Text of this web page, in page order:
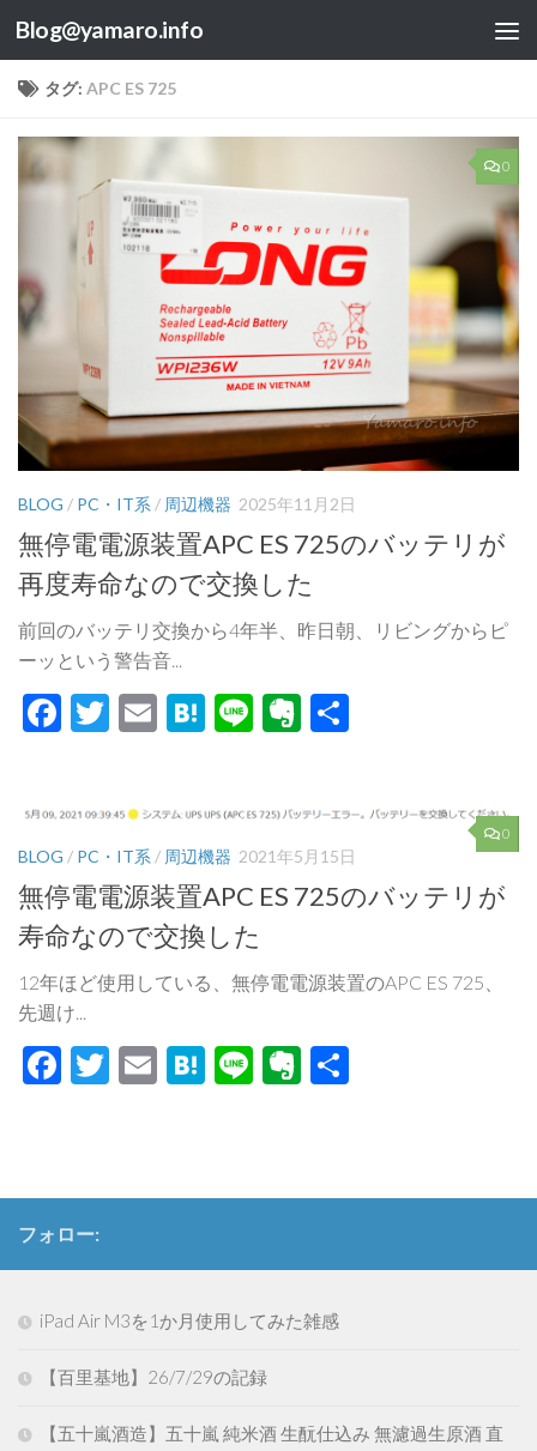
コンテンツへスキップ
Blog@yamaro.info
タグ: APC ES 725
0
BLOG / PC・IT系 / 周辺機器 2025年11月2日
無停電電源装置APC ES 725のバッテリが
再度寿命なので交換した
前回のバッテリ交換から4年半、昨日朝、リビングからピ
ーッという警告音...
Facebook
Twitter
EmailHatena
LineEvernote
0
BLOG / PC・IT系 / 周辺機器 2021年5月15日
無停電電源装置APC ES 725のバッテリが
寿命なので交換した
12年ほど使用している、無停電電源装置のAPC ES 725、
先週け...
Facebook
Twitter
EmailHatena
LineEvernote
フォロー:
iPad Air M3を1か月使用してみた雑感
【百里基地】26/7/29の記録
【五十嵐酒造】五十嵐 純米酒 生酛仕込み 無濾過生原酒 直